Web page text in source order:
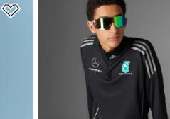
Favori Listesine Ekle